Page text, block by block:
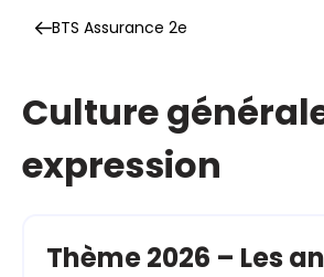
BTS Assurance 2e
Culture
expression
Thème 2026 – Les